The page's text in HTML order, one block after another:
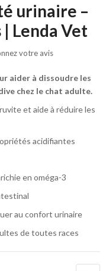
urinaire –
Lenda Vet
votre avis
aider à dissoudre les
chez le chat adulte.
et aide à réduire les
acidifiantes
en oméga-3
au confort urinaire
de toutes races